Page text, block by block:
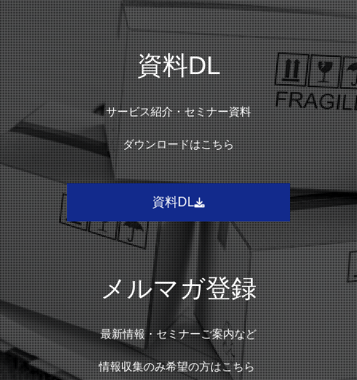
資料DL
サービス紹介・セミナー資料
ダウンロードはこちら
資料DL
メルマガ登録
最新情報・セミナーご案内など
情報収集のみ希望の方はこちら